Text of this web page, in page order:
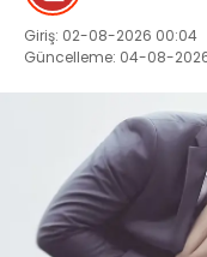
Giriş: 02-08-2026 00:04
Güncelleme: 04-08-2026